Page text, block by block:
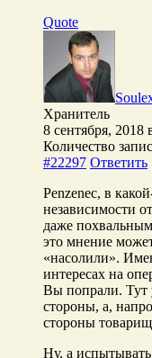
Quote
Хранитель
8 сентября, 2018
Количество
#22297 Ответить
Penzenec, в
независимости
даже
это мнение
«насолили».
интересах на
Вы попрали. Тут
стороны, а,
стороны
Ну, а